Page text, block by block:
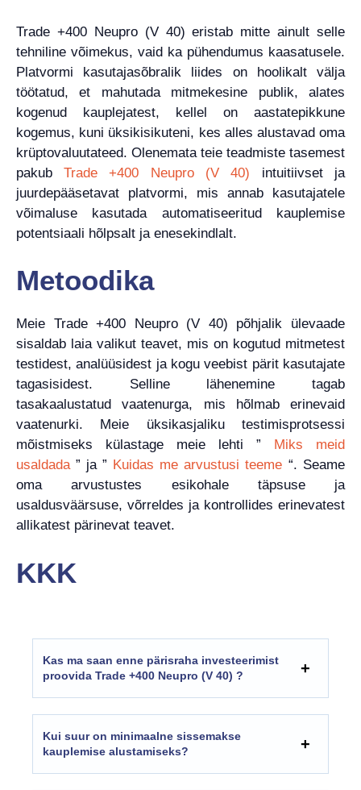
Trade +400 Neupro (V 40) eristab mitte ainult selle
tehniline võimekus, vaid ka pühendumus kaasatusele.
Platvormi kasutajasõbralik liides on hoolikalt välja
töötatud, et mahutada mitmekesine publik, alates
kogenud kauplejatest, kellel on aastatepikkune
kogemus, kuni üksikisikuteni, kes alles alustavad oma
krüptovaluutateed. Olenemata teie teadmiste tasemest
pakub Trade +400 Neupro (V 40) intuitiivset ja
juurdepääsetavat platvormi, mis annab kasutajatele
võimaluse kasutada automatiseeritud kauplemise
potentsiaali hõlpsalt ja enesekindlalt.
Metoodika
Meie Trade +400 Neupro (V 40) põhjalik ülevaade
sisaldab laia valikut teavet, mis on kogutud mitmetest
testidest, analüüsidest ja kogu veebist pärit kasutajate
tagasisidest. Selline lähenemine tagab
tasakaalustatud vaatenurga, mis hõlmab erinevaid
vaatenurki. Meie üksikasjaliku testimisprotsessi
mõistmiseks külastage meie lehti ” Miks meid
usaldada” ja ” Kuidas me arvustusi teeme “. Seame
oma arvustustes esikohale täpsuse ja
usaldusväärsuse, võrreldes ja kontrollides erinevatest
allikatest pärinevat teavet.
KKK
Kas ma saan enne pärisraha investeerimist
proovida Trade +400 Neupro (V 40) ?
Kui suur on minimaalne sissemakse
kauplemise alustamiseks?